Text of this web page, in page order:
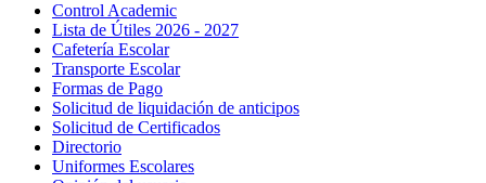
Control Academic
Lista de Útiles 2026 - 2027
Cafetería Escolar
Transporte Escolar
Formas de Pago
Solicitud de liquidación de anticipos
Solicitud de Certificados
Directorio
Uniformes Escolares